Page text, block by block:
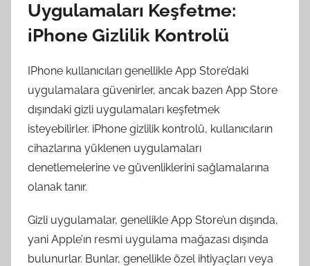
Uygulamaları Keşfetme:
iPhone Gizlilik Kontrolü
IPhone kullanıcıları genellikle App Store’daki
uygulamalara güvenirler, ancak bazen App Store
dışındaki gizli uygulamaları keşfetmek
isteyebilirler. iPhone gizlilik kontrolü, kullanıcıların
cihazlarına yüklenen uygulamaları
denetlemelerine ve güvenliklerini sağlamalarına
olanak tanır.
Gizli uygulamalar, genellikle App Store’un dışında,
yani Apple’ın resmi uygulama mağazası dışında
bulunurlar. Bunlar, genellikle özel ihtiyaçları veya